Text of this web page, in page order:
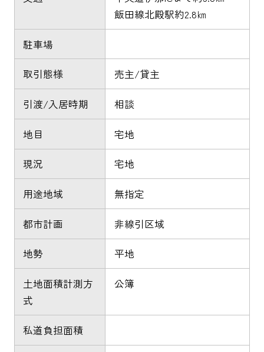
飯田線北殿駅約2.8㎞
駐車場
取引態様 売主/貸主
引渡/入居時期 相談
地目 宅地
現況 宅地
用途地域 無指定
都市計画 非線引区域
地勢 平地
土地面積計測方
式
公簿
私道負担面積